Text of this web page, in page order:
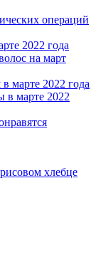
операций
2022 года
на март
марте 2022 года
в марте 2022
хлебце